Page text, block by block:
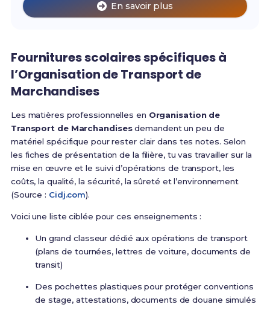
En savoir plus
Fournitures scolaires spécifiques à
l’Organisation de Transport de
Marchandises
Les matières professionnelles en Organisation de
Transport de Marchandisesdemandent un peu de
matériel spécifique pour rester clair dans tes notes. Selon
les fiches de présentation de la filière, tu vas travailler sur la
mise en œuvre et le suivi d’opérations de transport, les
coûts, la qualité, la sécurité, la sûreté et l’environnement
(Source : Cidj.com).
Voici une liste ciblée pour ces enseignements :
Un grand classeur dédié aux opérations de transport
(plans de tournées, lettres de voiture, documents de
transit)
Des pochettes plastiques pour protéger conventions
de stage, attestations, documents de douane simulés